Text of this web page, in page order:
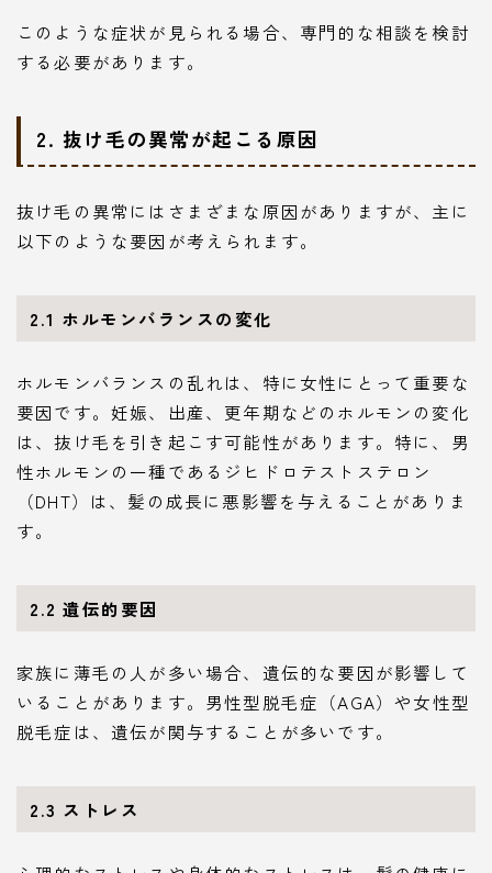
このような症状が見られる場合、専門的な相談を検討
する必要があります。
2. 抜け毛の異常が起こる原因
抜け毛の異常にはさまざまな原因がありますが、主に
以下のような要因が考えられます。
2.1 ホルモンバランスの変化
ホルモンバランスの乱れは、特に女性にとって重要な
要因です。妊娠、出産、更年期などのホルモンの変化
は、抜け毛を引き起こす可能性があります。特に、男
性ホルモンの一種であるジヒドロテストステロン
（DHT）は、髪の成長に悪影響を与えることがありま
す。
2.2 遺伝的要因
家族に薄毛の人が多い場合、遺伝的な要因が影響して
いることがあります。男性型脱毛症（AGA）や女性型
脱毛症は、遺伝が関与することが多いです。
2.3 ストレス